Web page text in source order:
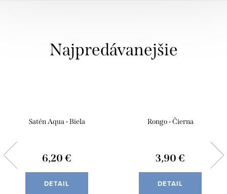
Najpredávanejšie
Satén Aqua - Biela
6,20 €
DETAIL
Rongo - Čierna
3,90 €
DETAIL